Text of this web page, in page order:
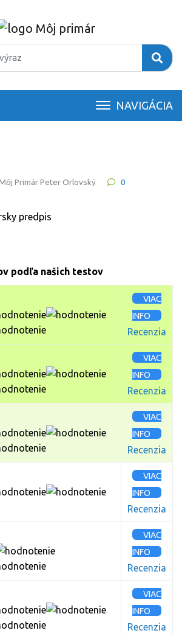
NAVIGÁCIA
Primár Peter Orlovský 0
predpis
podľa našich testov
VIAC
INFO
Recenzia
VIAC
INFO
Recenzia
VIAC
INFO
Recenzia
VIAC
INFO
Recenzia
VIAC
INFO
Recenzia
VIAC
INFO
Recenzia